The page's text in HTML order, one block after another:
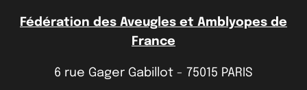
Fédération des Aveugles et Amblyopes de
France
6 rue Gager Gabillot - 75015 PARIS